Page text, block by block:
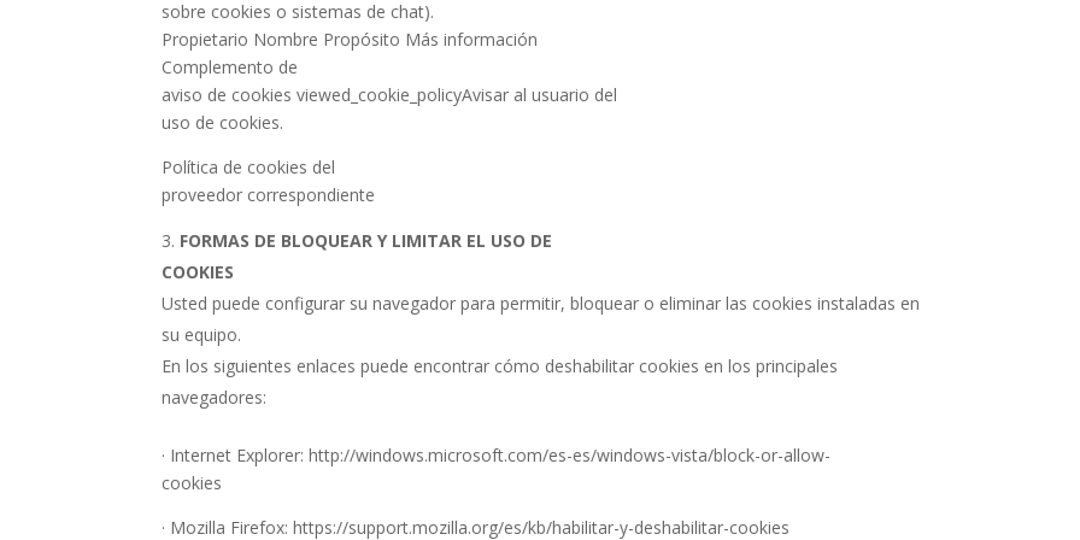
sobre cookies o sistemas de chat).
Propietario Nombre Propósito Más información
Complemento de
aviso de cookies viewed_cookie_policyAvisar al usuario del
uso de cookies.
Política de cookies del
proveedor correspondiente
FORMAS DE BLOQUEAR Y LIMITAR EL USO DE
COOKIES
Usted puede configurar su navegador para permitir, bloquear o eliminar las cookies instaladas en
su equipo.
En los siguientes enlaces puede encontrar cómo deshabilitar cookies en los principales
navegadores:
· Internet Explorer: http://windows.microsoft.com/es-es/windows-vista/block-or-allow-
cookies
· Mozilla Firefox: https://support.mozilla.org/es/kb/habilitar-y-deshabilitar-cookies